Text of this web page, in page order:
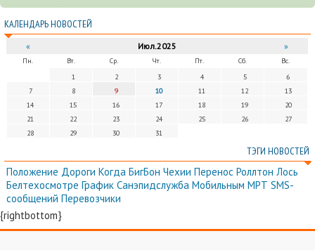
КАЛЕНДАРЬ НОВОСТЕЙ
« Июл.2025 »
Пн. Вт. Ср. Чт. Пт. Сб.
Вс.
1
2 3 4 5
6
7
8 9 10 11 12
13
14
15 16 17 18 19
20
21
22 23 24 25 26
27
28
29 30 31
ТЭГИ НОВОСТЕЙ
Положение Дороги Когда БигБон Чехии Перенос Роллтон Лось
Белтехосмотре График Санэпидслужба Мобильным МРТ SMS-
сообщений Перевозчики
{rightbottom}